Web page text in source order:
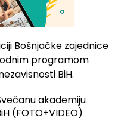
Bošnjačke zajednice
programom
BiH.